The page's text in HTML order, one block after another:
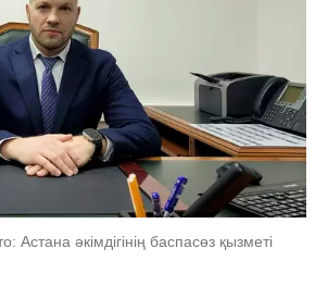
Астана әкімдігінің баспасөз қызметі